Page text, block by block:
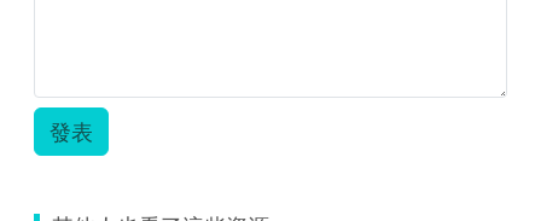
畫.zip
發表